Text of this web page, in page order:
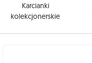
Karcianki
kolekcjonerskie